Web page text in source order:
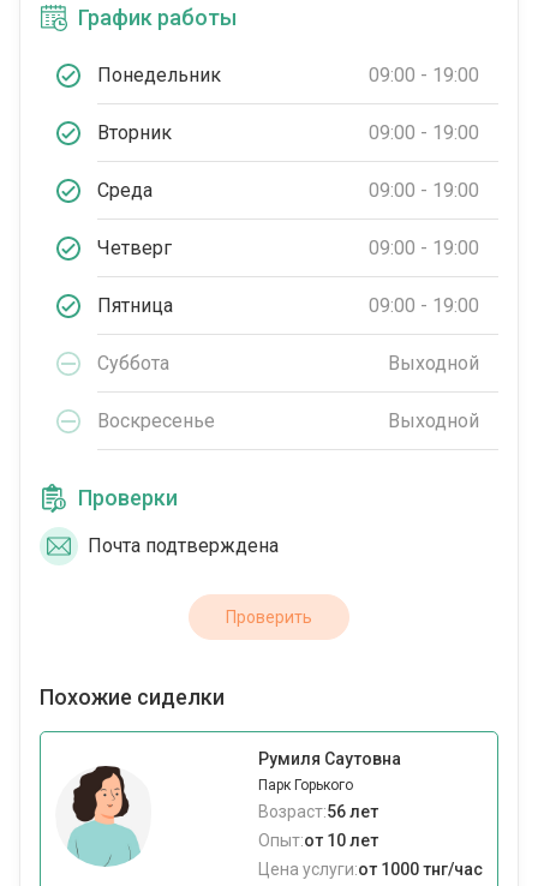
График работы
Понедельник 09:00 - 19:00
Вторник 09:00 - 19:00
Среда 09:00 - 19:00
Четверг 09:00 - 19:00
Пятница 09:00 - 19:00
Суббота Выходной
Воскресенье Выходной
Проверки
Почта подтверждена
Проверить
Похожие сиделки
Румиля Саутовна
Парк Горького
Возраст:56 лет
Опыт:от 10 лет
Цена услуги:от 1000 тнг/час